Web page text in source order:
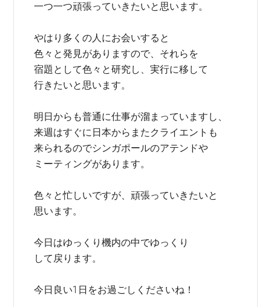
一つ一つ頑張っていきたいと思います。
やはり多くの人にお会いすると
色々と発見がありますので、それらを
宿題として色々と研究し、実行に移して
行きたいと思います。
明日からも普通に仕事が溜まっていますし、
来週はすぐに日本からまたクライエントも
来られるのでシンガポールのアテンドや
ミーティングがあります。
色々と忙しいですが、頑張っていきたいと
思います。
今日はゆっくり機内の中でゆっくり
して戻ります。
今日良い1日をお過ごしくださいね！